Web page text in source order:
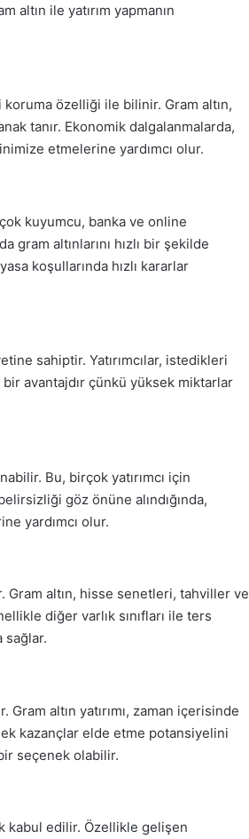
altın ile yatırım yapmanın
özelliği ile bilinir. Gram altın,
tanır. Ekonomik dalgalanmalarda,
etmelerine yardımcı olur.
kuyumcu, banka ve online
gram altınlarını hızlı bir şekilde
koşullarında hızlı kararlar
sahiptir. Yatırımcılar, istedikleri
bir avantajdır çünkü yüksek miktarlar
Bu, birçok yatırımcı için
göz önüne alındığında,
yardımcı olur.
altın, hisse senetleri, tahviller ve
diğer varlık sınıfları ile ters
sağlar.
altın yatırımı, zaman içerisinde
kazançlar elde etme potansiyelini
seçenek olabilir.
kabul edilir. Özellikle gelişen